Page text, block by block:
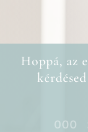
Hoppá, az
000